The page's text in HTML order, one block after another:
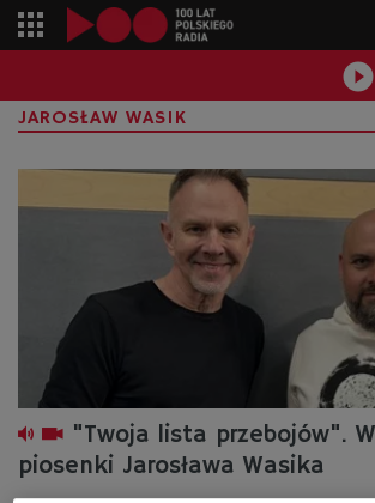

JAROSŁAW WASIK
"Twoja lista przebojów".
piosenki Jarosława Wasika